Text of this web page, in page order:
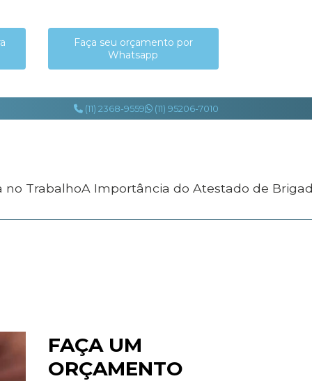
Faça seu orçamento por
Whatsapp
(11) 2368-9559 (11) 95206-7010
no Trabalho
A Importância do Atestado de
FAÇA UM
ORÇAMENTO